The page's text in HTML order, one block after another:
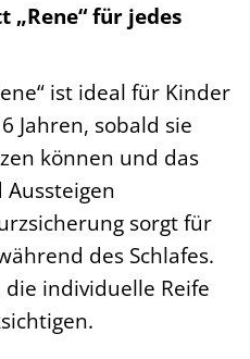
„Rene“ für jedes
ist ideal für Kinder
Jahren, sobald sie
können und das
sorgt für
des Schlafes.
individuelle Reife